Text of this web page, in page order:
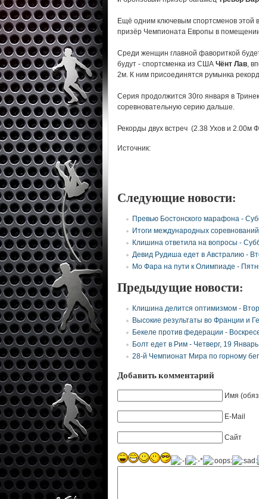
Ещё одним ключевым спортсменов этой
призёр Чемпионата Европы в
Среди женщин главной фавориткой
будут - спортсменка из США Чёнт Лав,
2м. К ним присоединятся румынка
Серия продолжится 30го января в
соревновательную серию дальше.
Рекорды двух встреч (2.38 Ухов и 2.00м
Источник:
Следующие новости:
Превью Бостонского марафона -
Итоги международных
Клишина ответила на вопросы -
Девид Рудиша едет в Австралию -
Мо Фара на пути к Олимпиаде -
Предыдущие новости:
Клишина делится оптимизмом -
Высокие результаты во Франции и
Бекеле против федерации -
Болт едет в Рим - Четверг, 19
28-й Чемпионат Мира по горному
Добавить комментарий
Имя
E-Mail
Сайт